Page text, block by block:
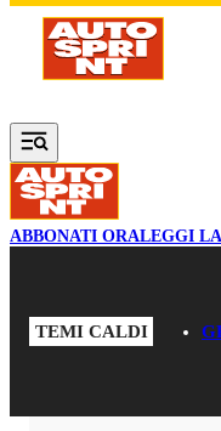
Vai al contenuto principale
ABBONATI ORALEGGI
TEMI CALDI